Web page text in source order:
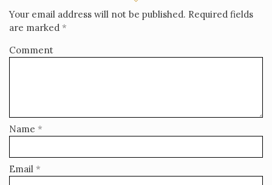
Your email address will not be published. Required fields
are marked *
Comment
Name *
Email *